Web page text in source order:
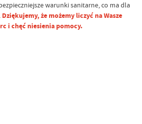
warunki sanitarne, co ma dla
Dziękujemy, że możemy liczyć na Wasze
i chęć niesienia pomocy.